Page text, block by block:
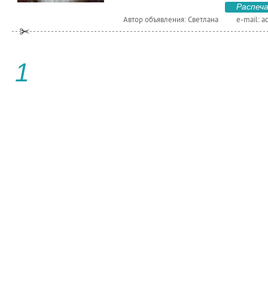
Автор объявления: Светлана e-mail:
1